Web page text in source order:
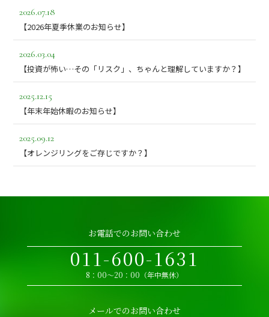
2026.07.18
【2026年夏季休業のお知らせ】
2026.03.04
【投資が怖い…その「リスク」、ちゃんと理解していますか？】
2025.12.15
【年末年始休暇のお知らせ】
2025.09.12
【オレンジリングをご存じですか？】
お電話でのお問い合わせ
011-600-1631
8：00～20：00（年中無休）
メールでのお問い合わせ